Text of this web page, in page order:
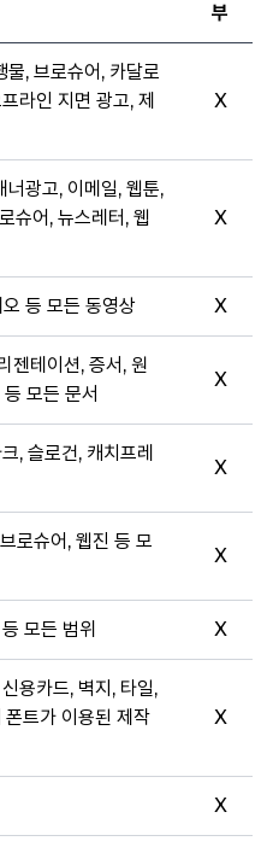
부
, 브로슈어, 카달로
라인 지면 광고, 제
X
광고, 이메일, 웹툰,
슈어, 뉴스레터, 웹
X
등 모든 동영상 X
젠테이션, 증서, 원
모든 문서
X
, 슬로건, 캐치프레
X
로슈어, 웹진 등 모
X
모든 범위 X
용카드, 벽지, 타일,
트가 이용된 제작
X
X